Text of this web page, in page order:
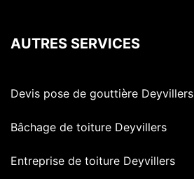
AUTRES SERVICES
Devis pose de gouttière Deyvillers
Bâchage de toiture Deyvillers
Entreprise de toiture Deyvillers